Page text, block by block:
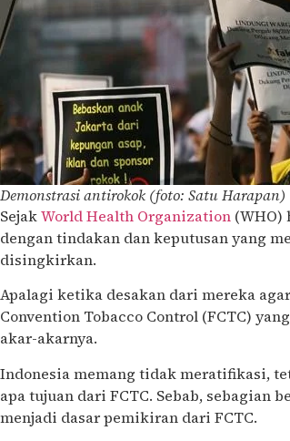
Demonstrasi antirokok (foto: Satu Harapan)
SejakWorld Health Organization
dengan tindakan dan keputusan yang
disingkirkan.
Apalagi ketika desakan dari mereka
Convention Tobacco Control (FCTC)
akar-akarnya.
Indonesia memang tidak meratifikasi,
apa tujuan dari FCTC. Sebab, sebagian
menjadi dasar pemikiran dari FCTC.